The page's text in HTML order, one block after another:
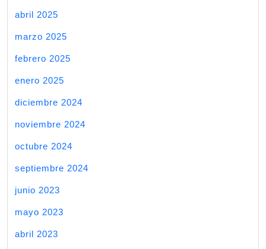
abril 2025
marzo 2025
febrero 2025
enero 2025
diciembre 2024
noviembre 2024
octubre 2024
septiembre 2024
junio 2023
mayo 2023
abril 2023